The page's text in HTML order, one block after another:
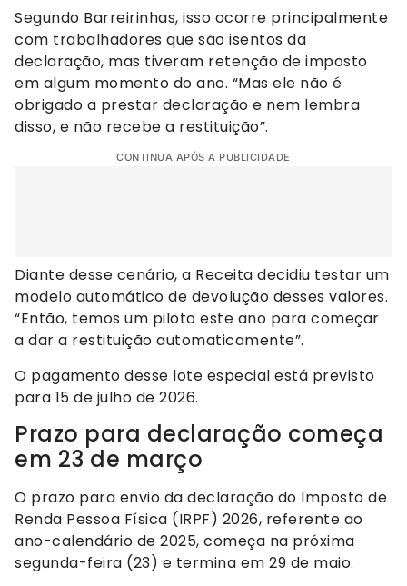
Segundo Barreirinhas, isso ocorre principalmente
com trabalhadores que são isentos da
declaração, mas tiveram retenção de imposto
em algum momento do ano. “Mas ele não é
obrigado a prestar declaração e nem lembra
disso, e não recebe a restituição”.
CONTINUA APÓS A PUBLICIDADE
Diante desse cenário, a Receita decidiu testar um
modelo automático de devolução desses valores.
“Então, temos um piloto este ano para começar
a dar a restituição automaticamente”.
O pagamento desse lote especial está previsto
para 15 de julho de 2026.
Prazo para declaração começa
em 23 de março
O prazo para envio da declaração do Imposto de
Renda Pessoa Física (IRPF) 2026, referente ao
ano-calendário de 2025, começa na próxima
segunda-feira (23) e termina em 29 de maio.